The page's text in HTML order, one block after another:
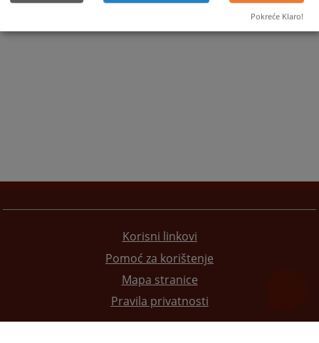
Korisni linkovi
Pomoć za korištenje
Mapa stranice
Pravila privatnosti
Pokreće Klaro!